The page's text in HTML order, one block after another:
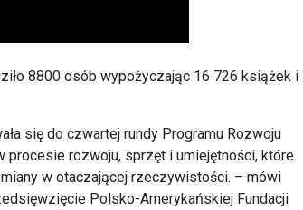
8800 osób wypożyczając 16 726 książek i
się do czwartej rundy Programu Rozwoju
rozwoju, sprzęt i umiejętności, które
w otaczającej rzeczywistości. – mówi
Polsko-Amerykańskiej Fundacji